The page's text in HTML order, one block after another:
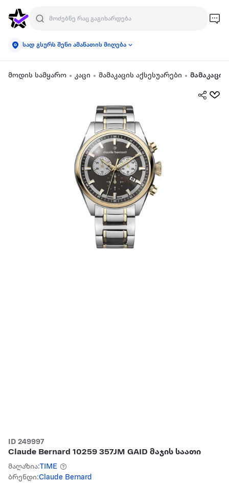
სად გსურს შენი ამანათის მიღება
მოდის სამყარო კაცი მამაკაცის აქსესუარები
ID 249997
Claude Bernard 10259 357JM GAID მაჯის საათი
მაღაზია:TIME
ბრენდი:Claude Bernard